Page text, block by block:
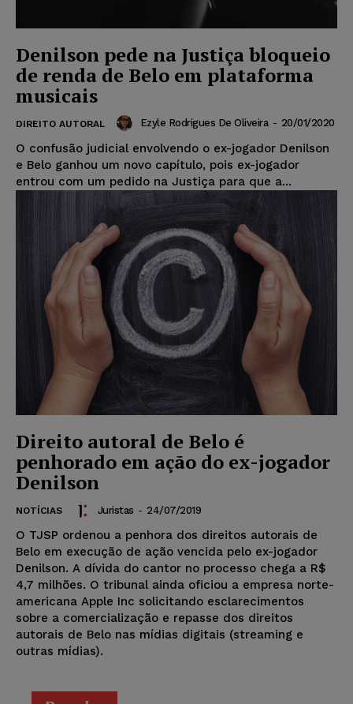
Denilson pede na Justiça bloqueio
de renda de Belo em plataforma
musicais
DIREITO AUTORAL Ezyle Rodrigues De Oliveira - 20/01/2020
O confusão judicial envolvendo o ex-jogador Denilson
e Belo ganhou um novo capítulo, pois ex-jogador
entrou com um pedido na Justiça para que a...
Direito autoral de Belo é
penhorado em ação do ex-jogador
Denilson
NOTÍCIAS Juristas - 24/07/2019
O TJSP ordenou a penhora dos direitos autorais de
Belo em execução de ação vencida pelo ex-jogador
Denilson. A dívida do cantor no processo chega a R$
4,7 milhões. O tribunal ainda oficiou a empresa norte-
americana Apple Inc solicitando esclarecimentos
sobre a comercialização e repasse dos direitos
autorais de Belo nas mídias digitais (streaming e
outras mídias).